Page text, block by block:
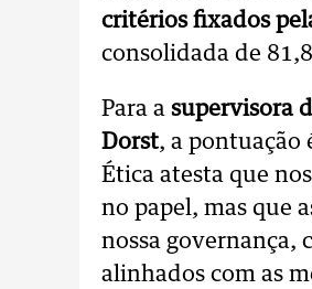
critérios fixados
consolidada de
Para a supervisora
Dorst, a pontuação
Ética atesta que
no papel, mas que
nossa governança,
alinhados com as